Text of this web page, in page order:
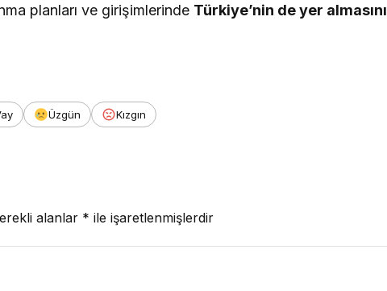
planları ve girişimlerinde Türkiye’nin de yer almasını
Üzgün Kızgın
alanlar * ile işaretlenmişlerdir